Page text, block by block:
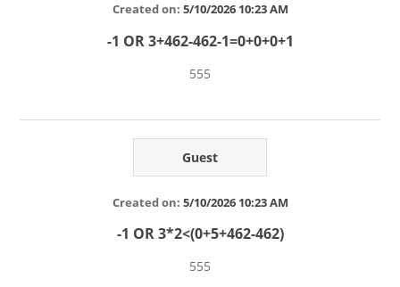
Created on: 5/10/2026 10:23 AM
-1 OR 3+462-462-1=0+0+0+1
555
Guest
Created on: 5/10/2026 10:23 AM
-1 OR 3*2<(0+5+462-462)
555